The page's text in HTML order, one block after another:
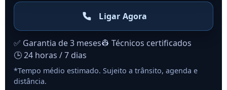
Ligar Agora
✅ Garantia de 3 meses👷 Técnicos certificados
🕒 24 horas / 7 dias
*Tempo médio estimado. Sujeito a trânsito, agenda e
distância.